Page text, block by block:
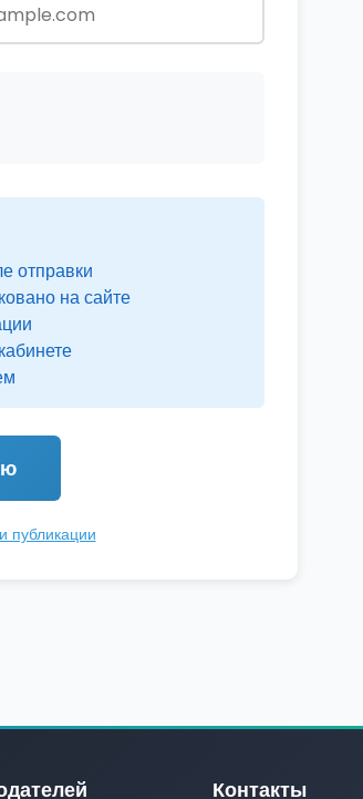
отправки
на сайте
публикации
Контакты